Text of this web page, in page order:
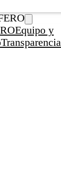
Equipo y
Transparencia